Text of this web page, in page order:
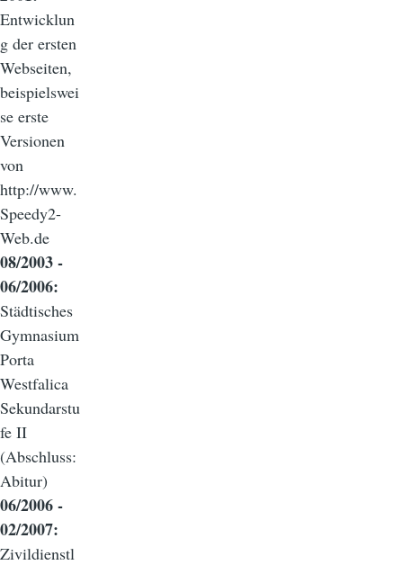
Entwicklun
g der ersten
Webseiten,
beispielswei
se erste
Versionen
von
http://www.
Speedy2-
Web.de
08/2003 -
06/2006:
Städtisches
Gymnasium
Porta
Westfalica
Sekundarstu
fe II
(Abschluss:
Abitur)
06/2006 -
02/2007:
Zivildienstl